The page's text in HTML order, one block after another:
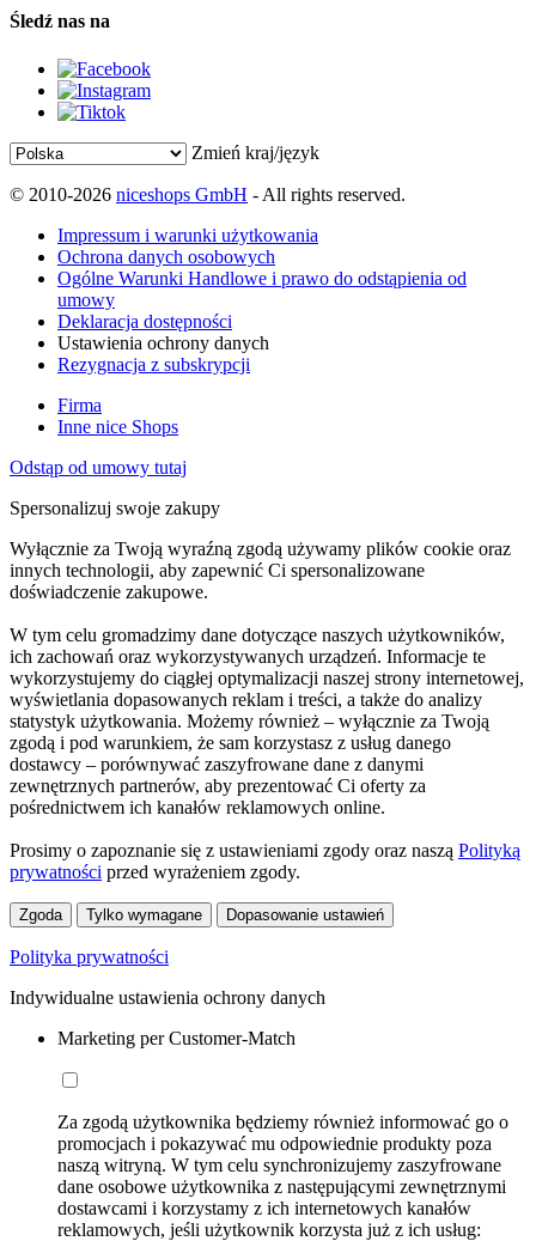
Śledź nas na
Zmień kraj/język
© 2010-2026 niceshops GmbH - All rights reserved.
Impressum i warunki użytkowania
Ochrona danych osobowych
Ogólne Warunki Handlowe i prawo do odstąpienia od
umowy
Deklaracja dostępności
Ustawienia ochrony danych
Rezygnacja z subskrypcji
Firma
Inne nice Shops
Odstąp od umowy tutaj
Spersonalizuj swoje zakupy
Wyłącznie za Twoją wyraźną zgodą używamy plików cookie oraz
innych technologii, aby zapewnić Ci spersonalizowane
doświadczenie zakupowe.
W tym celu gromadzimy dane dotyczące naszych użytkowników,
ich zachowań oraz wykorzystywanych urządzeń. Informacje te
wykorzystujemy do ciągłej optymalizacji naszej strony internetowej,
wyświetlania dopasowanych reklam i treści, a także do analizy
statystyk użytkowania. Możemy również – wyłącznie za Twoją
zgodą i pod warunkiem, że sam korzystasz z usług danego
dostawcy – porównywać zaszyfrowane dane z danymi
zewnętrznych partnerów, aby prezentować Ci oferty za
pośrednictwem ich kanałów reklamowych online.
Prosimy o zapoznanie się z ustawieniami zgody oraz naszą Polityką
prywatności przed wyrażeniem zgody.
Zgoda Tylko wymagane Dopasowanie ustawień
Polityka prywatności
Indywidualne ustawienia ochrony danych
Marketing per Customer-Match
Za zgodą użytkownika będziemy również informować go o
promocjach i pokazywać mu odpowiednie produkty poza
naszą witryną. W tym celu synchronizujemy zaszyfrowane
dane osobowe użytkownika z następującymi zewnętrznymi
dostawcami i korzystamy z ich internetowych kanałów
reklamowych, jeśli użytkownik korzysta już z ich usług: